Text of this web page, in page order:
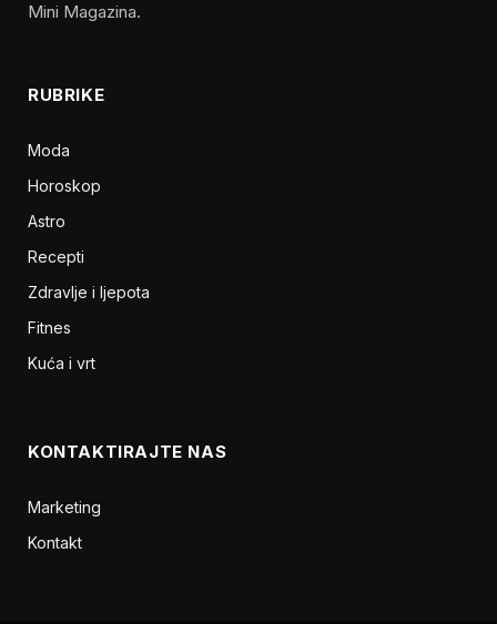
Mini Magazina.
RUBRIKE
Moda
Horoskop
Astro
Recepti
Zdravlje i ljepota
Fitnes
Kuća i vrt
KONTAKTIRAJTE NAS
Marketing
Kontakt